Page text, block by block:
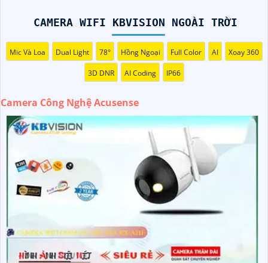
CAMERA WIFI KBVISION NGOÀI TRỜI
Mic Và Loa Dual Light 78° Hồng Ngoại Full Color AI Xoay 360
3D DNR AI Coding IP66
Camera Công Nghệ Acusense